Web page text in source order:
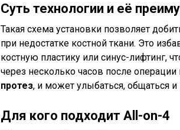
Суть технологии и её
Такая схема установки позволяет
при недостатке костной ткани. Это
костную пластику или синус-лифтинг,
через несколько часов после операции
протез, и может улыбаться, общаться и
Для кого подходит All-on-4